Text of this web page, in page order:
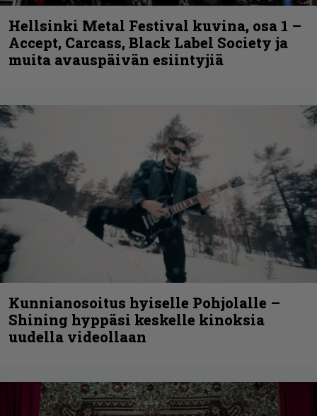
Hellsinki Metal Festival kuvina, osa 1 –
Accept, Carcass, Black Label Society ja
muita avauspäivän esiintyjiä
Kunnianosoitus hyiselle Pohjolalle –
Shining hyppäsi keskelle kinoksia
uudella videollaan